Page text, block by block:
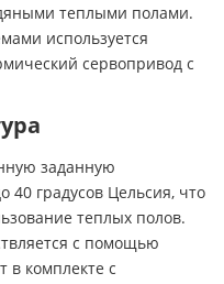
теплыми полами.
используется
сервопривод с
заданную
40 градусов Цельсия, что
теплых полов.
с помощью
в комплекте с